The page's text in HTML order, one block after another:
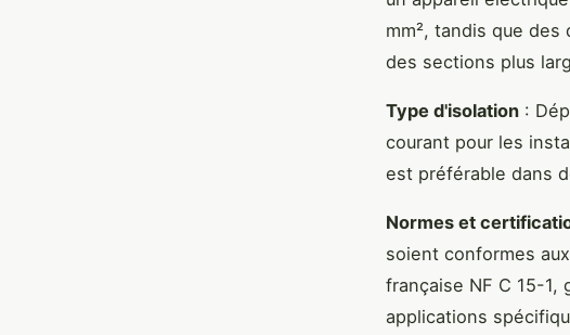
mm², tandis que
des sections plus
Type d'isolation :
courant pour les
est préférable dans
Normes et
soient conformes
française NF C 15-
applications